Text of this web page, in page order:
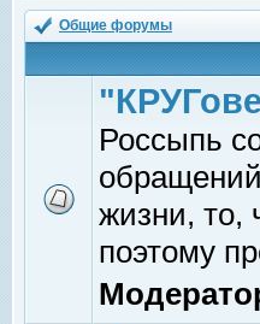
Общие форумы
Россыпь
жизни, то,
поэтому